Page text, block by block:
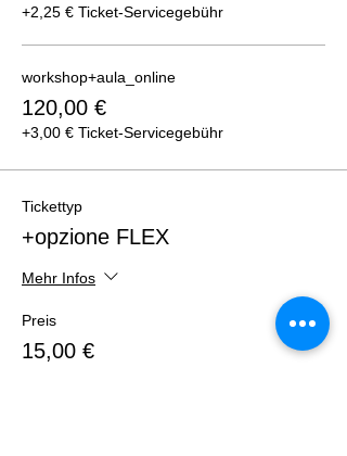
+2,25 € Ticket-Servicegebühr
workshop+aula_online
120,00 €
+3,00 € Ticket-Servicegebühr
Tickettyp
+opzione FLEX
Mehr Infos
Preis
15,00 €